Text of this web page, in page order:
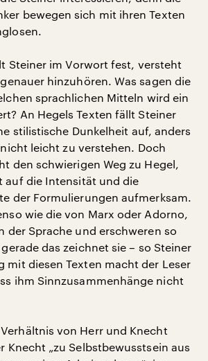
bewegen sich mit ihren Texten
Steiner im Vorwort fest, versteht
hinzuhören. Was sagen die
sprachlichen Mitteln wird ein
An Hegels Texten fällt Steiner
stilistische Dunkelheit auf, anders
leicht zu verstehen. Doch
den schwierigen Weg zu Hegel,
auf die Intensität und die
der Formulierungen aufmerksam.
wie die von Marx oder Adorno,
der Sprache und erschweren so
das zeichnet sie – so Steiner
mit diesen Texten macht der Leser
ihm Sinnzusammenhänge nicht
von Herr und Knecht
Knecht „zu Selbstbewusstsein aus